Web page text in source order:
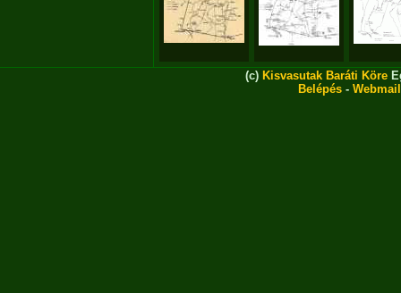
(c) Kisvasutak Baráti Köre
Belépés - Webmail